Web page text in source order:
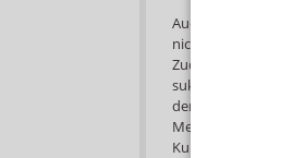
Auch würden
nicht alle
Zudem gestalte
sukzessiv,
der Entwicklung
Methoden sind